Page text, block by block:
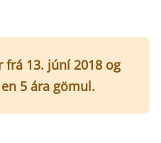
frá 13. júní 2018 og
5 ára gömul.